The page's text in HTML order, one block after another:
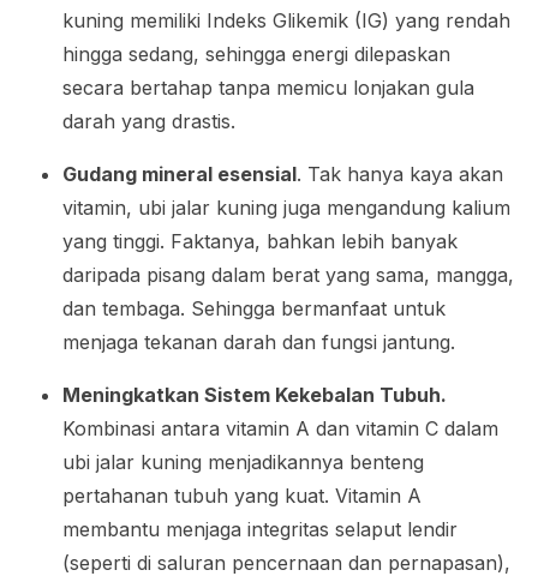
kuning memiliki Indeks Glikemik (IG) yang rendah
hingga sedang, sehingga energi dilepaskan
secara bertahap tanpa memicu lonjakan gula
darah yang drastis.
Gudang mineral esensial. Tak hanya kaya akan
vitamin, ubi jalar kuning juga mengandung kalium
yang tinggi. Faktanya, bahkan lebih banyak
daripada pisang dalam berat yang sama, mangga,
dan tembaga. Sehingga bermanfaat untuk
menjaga tekanan darah dan fungsi jantung.
Meningkatkan Sistem Kekebalan Tubuh.
Kombinasi antara vitamin A dan vitamin C dalam
ubi jalar kuning menjadikannya benteng
pertahanan tubuh yang kuat. Vitamin A
membantu menjaga integritas selaput lendir
(seperti di saluran pencernaan dan pernapasan),